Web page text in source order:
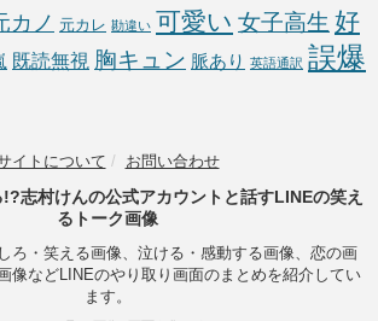
カノ 元カレ 勘違い 可愛い 女子高生 好
既読無視 胸キュン 脈あり 英語通訳 誤爆
イトについて / お問い合わせ
志村けんの公式アカウントと話すLINEの笑え
るトーク画像
ろ・笑える画像、泣ける・感動する画像、恋の画
像などLINEのやり取り画面のまとめを紹介してい
ます。